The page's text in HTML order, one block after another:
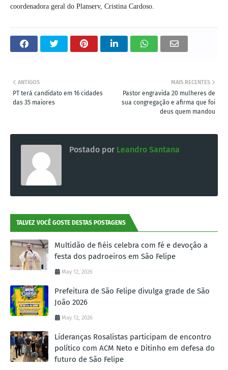
coordenadora geral do Planserv, Cristina Cardoso.
MAIS RECENTES
Pastor engravida 20 mulheres de
sua congregação e afirma que foi
deus quem mandou
ANTIGOS
PT terá candidato em 16 cidades
das 35 maiores
Postado por Leandro Santana
TALVEZ VOCÊ GOSTE DESTAS POSTAGENS
Multidão de fiéis celebra com fé e devoção a
festa dos padroeiros em São Felipe
May 12, 2026
Prefeitura de São Felipe divulga grade de São
João 2026
May 12, 2026
Lideranças Rosalistas participam de encontro
político com ACM Neto e Ditinho em defesa do
futuro de São Felipe